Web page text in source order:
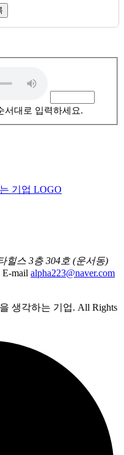
서대로 입력하세요.
힐스 3층 304호 (운서동)
E-mail alpha223@naver.com
생각하는 기업. All Rights